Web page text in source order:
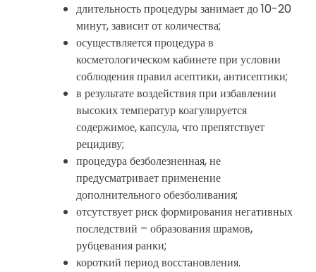
длительность процедуры занимает до 10-20
минут, зависит от количества;
осуществляется процедура в
косметологическом кабинете при условии
соблюдения правил асептики, антисептики;
в результате воздействия при избавлении
высоких температур коагулируется
содержимое, капсула, что препятствует
рецидиву;
процедура безболезненная, не
предусматривает применение
дополнительного обезболивания;
отсутствует риск формирования негативных
последствий – образования шрамов,
рубцевания ранки;
короткий период восстановления.